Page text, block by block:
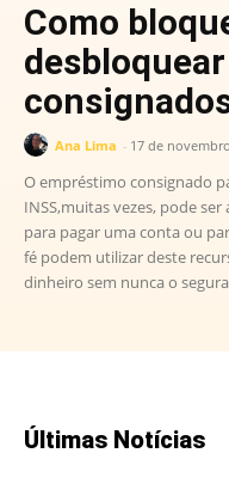
Como
Ana Lima - 17 de
O empréstimo consignado
INSS,muitas vezes, pode
para pagar uma conta ou
fé podem utilizar deste
dinheiro sem nunca o
Últimas Notícias